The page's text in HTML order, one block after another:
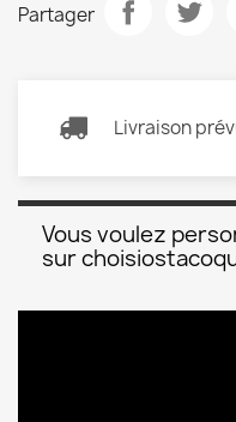
Partager
Livraison
Vous voulez
sur